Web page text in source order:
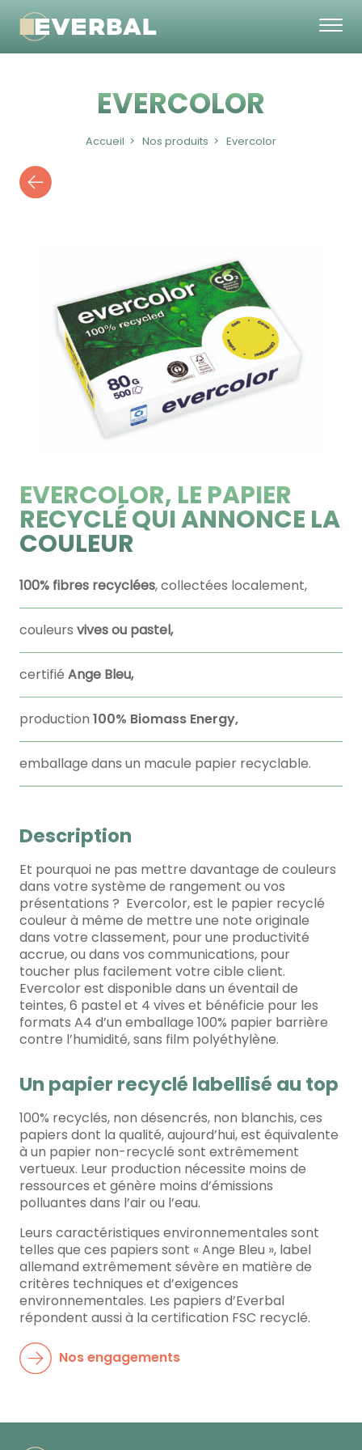
EVERCOLOR
Accueil Nos produits Evercolor
EVERCOLOR, LE PAPIER
RECYCLÉ QUI ANNONCE LA
COULEUR
100% fibres recyclées, collectées localement,
couleurs vives ou pastel,
certifié Ange Bleu,
production 100% Biomass Energy,
emballage dans un macule papier recyclable.
Description
Et pourquoi ne pas mettre davantage de couleurs
dans votre système de rangement ou vos
présentations ? Evercolor, est le papier recyclé
couleur à même de mettre une note originale
dans votre classement, pour une productivité
accrue, ou dans vos communications, pour
toucher plus facilement votre cible client.
Evercolor est disponible dans un éventail de
teintes, 6 pastel et 4 vives et bénéficie pour les
formats A4 d’un emballage 100% papier barrière
contre l’humidité, sans film polyéthylène.
Un papier recyclé labellisé au top
100% recyclés, non désencrés, non blanchis, ces
papiers dont la qualité, aujourd’hui, est équivalente
à un papier non-recyclé sont extrêmement
vertueux. Leur production nécessite moins de
ressources et génère moins d’émissions
polluantes dans l’air ou l’eau.
Leurs caractéristiques environnementales sont
telles que ces papiers sont « Ange Bleu », label
allemand extrêmement sévère en matière de
critères techniques et d’exigences
environnementales. Les papiers d’Everbal
répondent aussi à la certification FSC recyclé.
Nos engagements